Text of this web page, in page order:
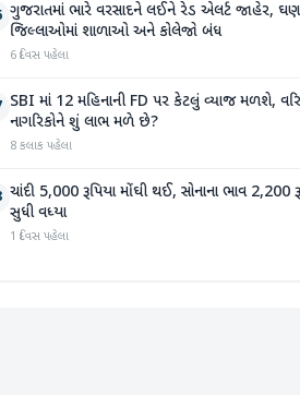
ગુજરાતમાં ભારે વરસાદને લઈને રેડ એલર્ટ જાહેર,
જિલ્લાઓમાં શાળાઓ અને કોલેજો બંધ
6 દિવસ પહેલા
SBI માં 12 મહિનાની FD પર કેટલું વ્યાજ મળશે,
નાગરિકોને શું લાભ મળે છે?
8 કલાક પહેલા
ચાંદી 5,000 રૂપિયા મોંઘી થઈ, સોનાના ભાવ 2,200
સુધી વધ્યા
1 દિવસ પહેલા